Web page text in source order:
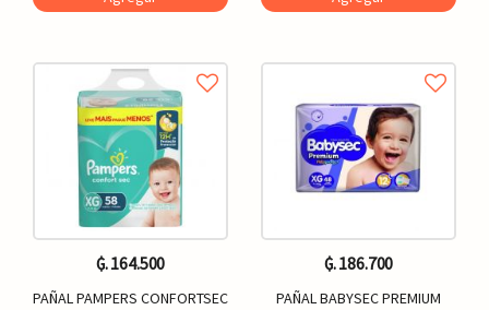
₲. 164.500
PAÑAL PAMPERS CONFORTSEC
₲. 186.700
PAÑAL BABYSEC PREMIUM